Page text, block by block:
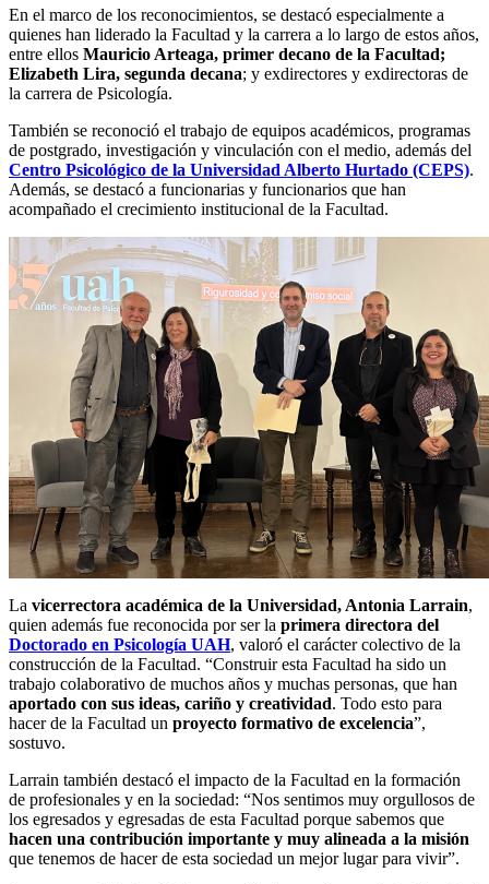
En el marco de los reconocimientos, se destacó especialmente a
quienes han liderado la Facultad y la carrera a lo largo de estos años,
entre ellos Mauricio Arteaga, primer decano de la Facultad;
Elizabeth Lira, segunda decana; y exdirectores y exdirectoras de
la carrera de Psicología.
También se reconoció el trabajo de equipos académicos, programas
de postgrado, investigación y vinculación con el medio, además del
Centro Psicológico de la Universidad Alberto Hurtado (CEPS).
Además, se destacó a funcionarias y funcionarios que han
acompañado el crecimiento institucional de la Facultad.
La vicerrectora académica de la Universidad, Antonia Larrain,
quien además fue reconocida por ser la primera directora del
Doctorado en Psicología UAH, valoró el carácter colectivo de la
construcción de la Facultad. “Construir esta Facultad ha sido un
trabajo colaborativo de muchos años y muchas personas, que han
aportado con sus ideas, cariño y creatividad. Todo esto para
hacer de la Facultad un proyecto formativo de excelencia”,
sostuvo.
Larrain también destacó el impacto de la Facultad en la formación
de profesionales y en la sociedad: “Nos sentimos muy orgullosos de
los egresados y egresadas de esta Facultad porque sabemos que
hacen una contribución importante y muy alineada a la misión
que tenemos de hacer de esta sociedad un mejor lugar para vivir”.